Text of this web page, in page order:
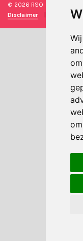
© 2026 RSO Nederland
Disclaimer
Privacy